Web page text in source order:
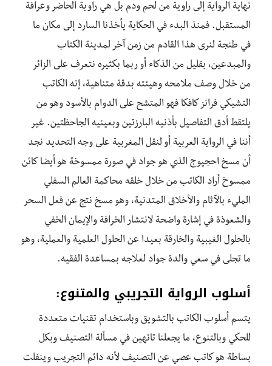
نهاية الرواية إلى راوية من لحم ودم بل هي راوية الحاضر وعرافة
المستقبل. فمنذ البدء في الحكاية يأخذنا السارد إلى مكان ما
في طنجة لنرى هذا القادم من زمن آخر لمدينة الكتاب
والمبدعين، بقليل من الذكاء أو ربما بكثيره نتعرف على الزائر
من خلال وصف ملامحه وهيئته بدقة متناهية، إنه الكاتب
التشيكي فرانز كافكا فهو المتشح على الدوام بالأسود وهو من
يلتقط أدق التفاصيل بأذنيه البارزتين وبعينيه الجاحظتين. غير
أننا في الرواية العربية أو لنقل المغربية على وجه التحديد نجد
أن مسخ احجيوج الذي هو جواد في صورة ممسوخة هو أيضا كائن
ممسوخ أراد الكاتب من خلال خلقه محاكمة العالم السفلي
المليء بالآثام والأخلاق المتدنية، وهو مسخ نتج عن فعل السحر
والشعوذة في إشارة واضحة لانتشار الخرافة والإيمان الخفي
بالحلول الغيبية والخارقة بعيدا عن الحلول العلمية والعملية، وهو
ما تجلى في سعي والدة جواد لعلاجه بمساعدة الفقيه.
أسلوب الرواية التجريبي والمتنوع:
يتسم أسلوب الكاتب بالتشويق وباستخدام تقنيات متعددة
للحكي وبالتنوع، ما يجعلنا تائهين في مسألة التصنيف وبكل
بساطة هو كاتب عصي عن التصنيف لأنه دائم التجريب وينفلت